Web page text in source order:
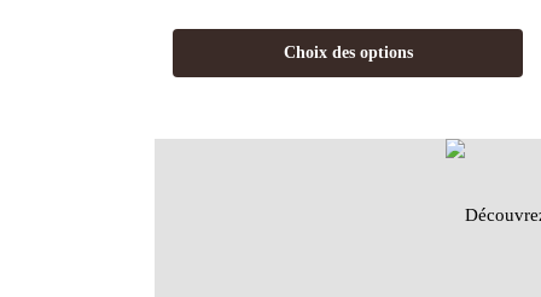
Choix des options